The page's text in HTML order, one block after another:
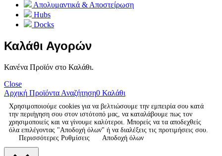
Απολυμαντικά & Αποστείρωση
Hubs
Docks
Καλάθι Αγορών
Κανένα Προϊόν στο Καλάθι.
Close
Αρχική Προϊόντα Αναζήτηση0 Καλάθι
Χρησιμοποιούμε cookies για να βελτιώσουμε την εμπειρία σου κατά
την περιήγηση σου στον ιστότοπό μας, να καταλάβουμε πως τον
χρησιμοποιείς και να γίνουμε καλύτεροι. Μπορείς να τα αποδεχθείς
όλα επιλέγοντας "Αποδοχή όλων" ή να διαλέξεις τις προτιμήσεις σου.
Περισσότερες Ρυθμίσεις
Αποδοχή όλων